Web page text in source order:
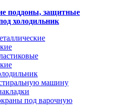
поддоны, защитные
холодильник
машину
под варочную